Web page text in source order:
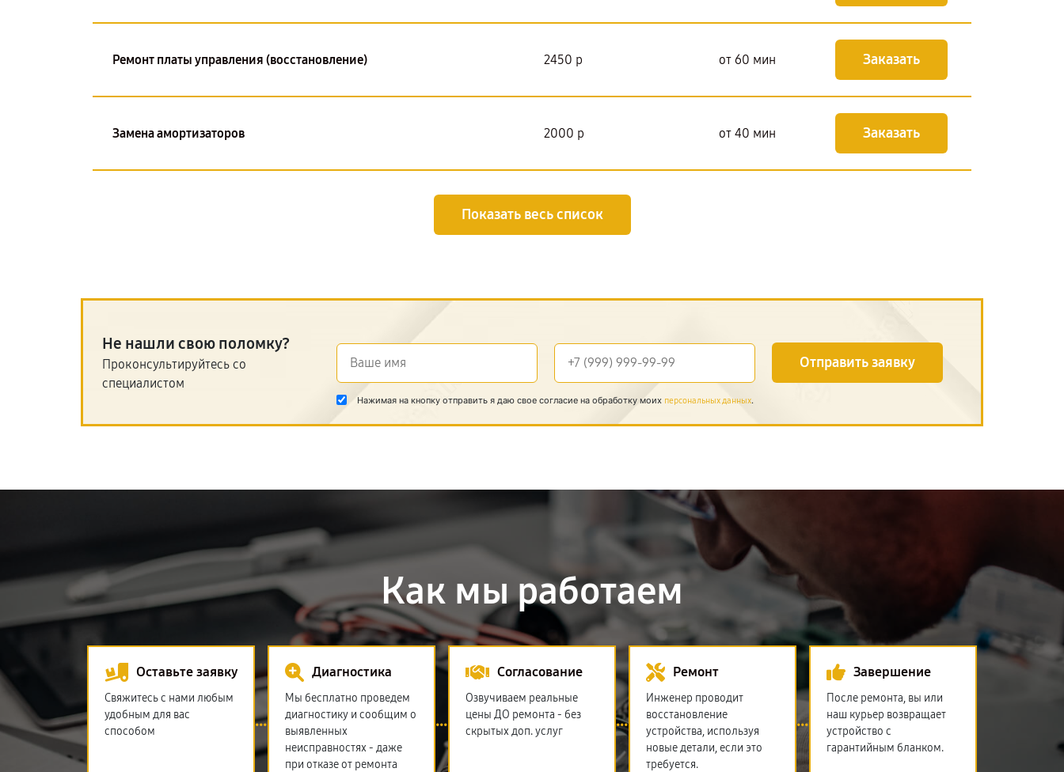
Ремонт платы управления (восстановление) 2450 р от 60 мин Заказать
Замена амортизаторов 2000 р от 40 мин Заказать
Показать весь список
Не нашли свою поломку?
Проконсультируйтесь со
специалистом
Отправить заявку
Нажимая на кнопку отправить я даю свое согласие на обработку моих персональных данных.
Как мы работаем
Оставьте заявку
Свяжитесь с нами любым
удобным для вас
способом
Диагностика
Мы бесплатно проведем
диагностику и сообщим о
выявленных
неисправностях - даже
при отказе от ремонта
Согласование
Озвучиваем реальные
цены ДО ремонта - без
скрытых доп. услуг
Ремонт
Инженер проводит
восстановление
устройства, используя
новые детали, если это
требуется.
Завершение
После ремонта, вы или
наш курьер возвращает
устройство с
гарантийным бланком.